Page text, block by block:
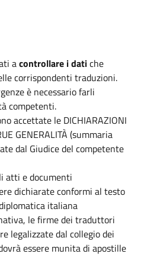
acontrollare i datiche
corrispondenti traduzioni.
è necessario farli
competenti.
accettate le DICHIARAZIONI
GENERALITÀ (summaria
dal Giudice del competente
atti e documenti
dichiarate conformi al testo
italiana
le firme dei traduttori
legalizzate dal collegio dei
essere munita di apostille